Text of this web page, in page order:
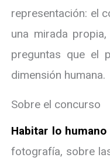
representación: el
una mirada
preguntas que el
dimensión humana.
Sobre el concurso
Habitar lo humano
fotografía, sobre